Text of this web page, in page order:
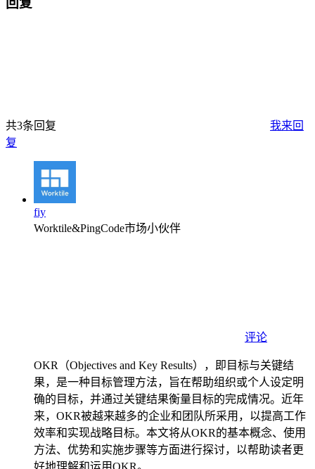
共3条回复
我来回
复
fiy
Worktile&PingCode市场小伙伴
评论
OKR（Objectives and Key Results），即目标与关键结
果，是一种目标管理方法，旨在帮助组织或个人设定明
确的目标，并通过关键结果衡量目标的完成情况。近年
来，OKR被越来越多的企业和团队所采用，以提高工作
效率和实现战略目标。本文将从OKR的基本概念、使用
方法、优势和实施步骤等方面进行探讨，以帮助读者更